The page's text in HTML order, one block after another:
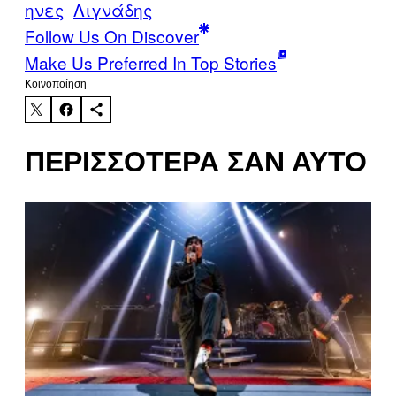
ηνες Λιγνάδης
Follow Us On Discover
Make Us Preferred In Top Stories
Kοινοποίηση
ΠΕΡΙΣΣΌΤΕΡΑ ΣΑΝ ΑΥΤΌ